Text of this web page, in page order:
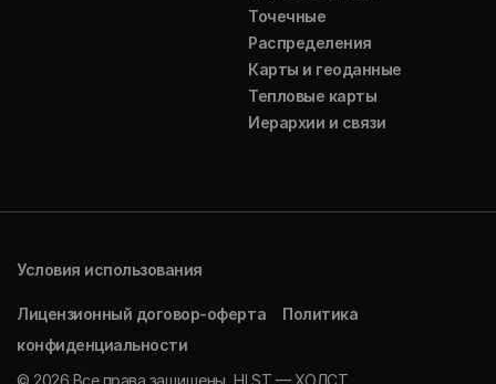
Точечные
Распределения
Карты и геоданные
Тепловые карты
Иерархии и связи
Условия использования
Лицензионный договор-оферта
Политика
конфиденциальности
© 2026 Все права защищены, HLST — ХОЛСТ